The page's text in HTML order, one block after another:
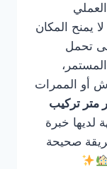
يمنح المكان
تحمل
أو الممرات
متر تركيب
لديها خبرة
صحيحة